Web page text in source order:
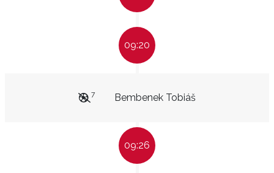
09:20
Bembenek Tobiáš
7
09:26